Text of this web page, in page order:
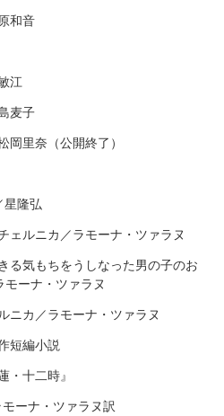
和音
江
麦子
里奈（公開終了）
隆弘
ルニカ／ラモーナ・ツァラヌ
る気もちをうしなった男の子のお
ーナ・ツァラヌ
カ／ラモーナ・ツァラヌ
短編小説
・十二時』
ーナ・ツァラヌ訳